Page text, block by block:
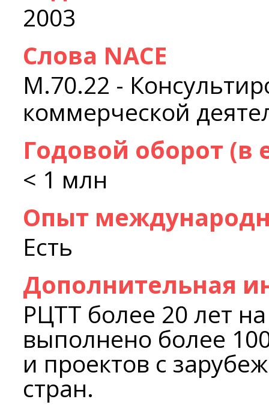
2003
Слова NACE
M.70.22 -
коммерческой
Годовой оборот (в
< 1 млн
Опыт
Есть
Дополнительная
РЦТТ более 20 лет
выполнено более
и проектов с
стран.